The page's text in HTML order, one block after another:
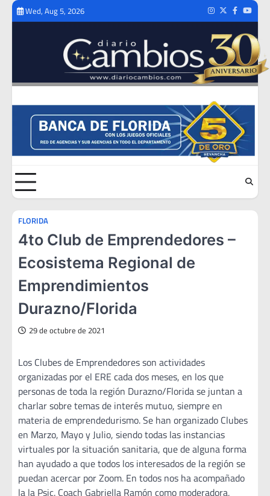
Skip
Wed, Aug 5, 2026 Instagram
TwitterFacebook
FLORIDA
4to Club de Emprendedores –
Ecosistema Regional de
Emprendimientos
Durazno/Florida
29 de octubre de 2021
Los Clubes de Emprendedores son actividades
organizadas por el ERE cada dos meses, en los que
personas de toda la región Durazno/Florida se juntan a
charlar sobre temas de interés mutuo, siempre en
materia de emprendedurismo. Se han organizado Clubes
en Marzo, Mayo y Julio, siendo todas las instancias
virtuales por la situación sanitaria, que de alguna forma
han ayudado a que todos los interesados de la región se
puedan acercar por Zoom. En todos nos ha acompañado
la la Psic. Coach Gabriella Ramón como moderadora,